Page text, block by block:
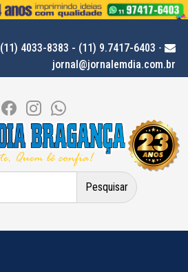
(11) 4033-8383 - (11) 9.7417-6403 -
jornal@jornalemdia.com.br